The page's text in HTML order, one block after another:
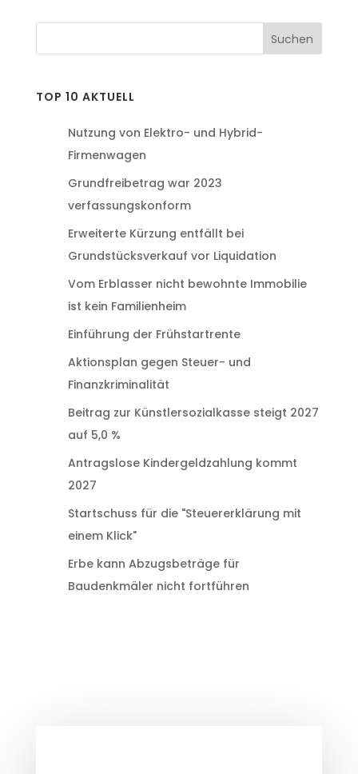
TOP 10 AKTUELL
Nutzung von Elektro- und Hybrid-
Firmenwagen
Grundfreibetrag war 2023
verfassungskonform
Erweiterte Kürzung entfällt bei
Grundstücksverkauf vor Liquidation
Vom Erblasser nicht bewohnte Immobilie
ist kein Familienheim
Einführung der Frühstartrente
Aktionsplan gegen Steuer- und
Finanzkriminalität
Beitrag zur Künstlersozialkasse steigt 2027
auf 5,0 %
Antragslose Kindergeldzahlung kommt
2027
Startschuss für die "Steuererklärung mit
einem Klick"
Erbe kann Abzugsbeträge für
Baudenkmäler nicht fortführen